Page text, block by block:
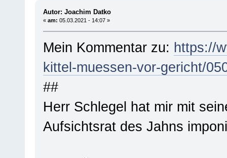
Autor: Joachim Datko
« am: 05.03.2021 - 14:07 »
Mein Kommentar zu: https://
kittel-muessen-vor-gericht/
##
Herr Schlegel hat mir mit
Aufsichtsrat des Jahns